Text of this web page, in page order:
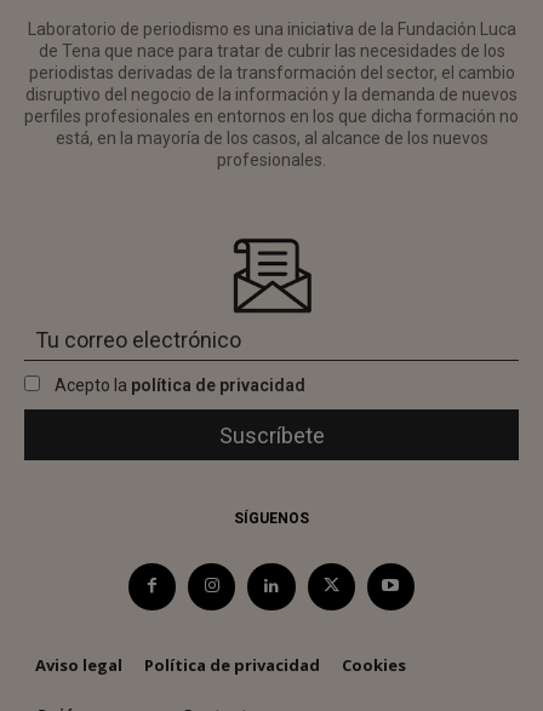
Laboratorio de periodismo es una iniciativa de la Fundación Luca
de Tena que nace para tratar de cubrir las necesidades de los
periodistas derivadas de la transformación del sector, el cambio
disruptivo del negocio de la información y la demanda de nuevos
perfiles profesionales en entornos en los que dicha formación no
está, en la mayoría de los casos, al alcance de los nuevos
profesionales.
Acepto la política de privacidad
SÍGUENOS
Aviso legal Política de privacidad Cookies